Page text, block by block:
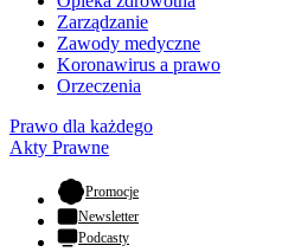
Zarządzanie
Zawody medyczne
Koronawirus a prawo
Orzeczenia
Prawo dla każdego
Akty Prawne
Promocje- otwiera się w nowej karcie
Newsletter
Podcasty